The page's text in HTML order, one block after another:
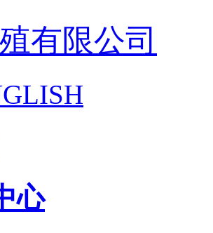
有限公司
心